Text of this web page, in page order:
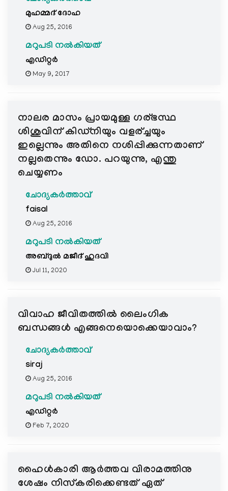
മുഹമ്മദ് ദോഹ
Aug 25, 2016
മറുപടി നൽകിയത്
എഡിറ്റര്‍
May 9, 2017
നാലര മാസം പ്രായമുള്ള ഗര്ഭസ്ഥ
ശിശുവിന് കിഡ്നിയും വളര്ച്ചയും
ഇല്ലെന്നും അതിനെ നശിപ്പിക്കുന്നതാണ്
നല്ലതെന്നും ഡോ. പറയുന്നു, എന്തു
ചെയ്യണം
ചോദ്യകർത്താവ്
faisal
Aug 25, 2016
മറുപടി നൽകിയത്
അബ്ദുല്‍ മജീദ് ഹുദവി
Jul 11, 2020
വിവാഹ ജീവിതത്തില്‍ ലൈംഗിക
ബന്ധങ്ങള്‍ എങ്ങനെയൊക്കെയാവാം?
ചോദ്യകർത്താവ്
siraj
Aug 25, 2016
മറുപടി നൽകിയത്
എഡിറ്റര്‍
Feb 7, 2020
ഹൈള്‍കാരി ആര്‍ത്തവ വിരാമത്തിനു
ശേഷം നിസ്കരിക്കെണ്ടത് ഏത്